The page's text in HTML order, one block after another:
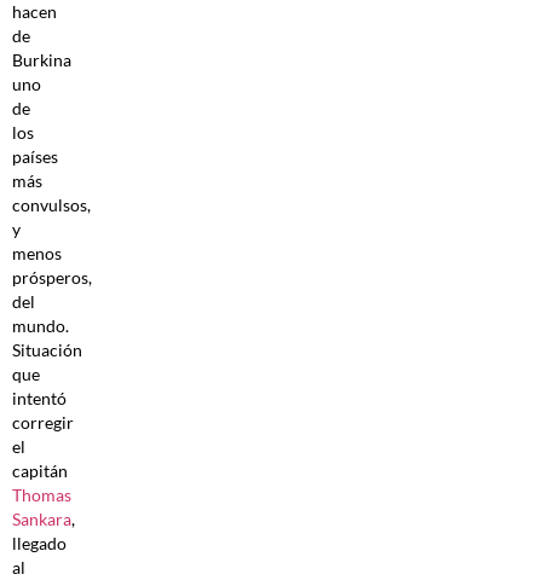
hacen
de
Burkina
uno
de
los
países
más
convulsos,
y
menos
prósperos,
del
mundo.
Situación
que
intentó
corregir
el
capitán
Thomas
Sankara,
llegado
al